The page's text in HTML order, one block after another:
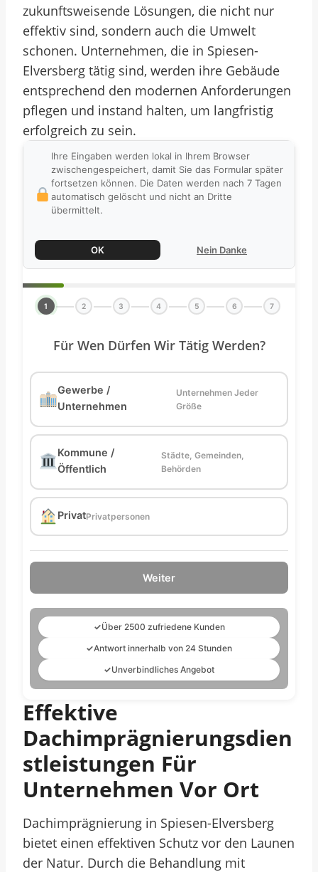
zukunftsweisende Lösungen, die nicht nur
effektiv sind, sondern auch die Umwelt
schonen. Unternehmen, die in Spiesen-
Elversberg tätig sind, werden ihre Gebäude
entsprechend den modernen Anforderungen
pflegen und instand halten, um langfristig
erfolgreich zu sein.
Ihre Eingaben werden lokal in Ihrem Browser
zwischengespeichert, damit Sie das Formular später
fortsetzen können. Die Daten werden nach 7 Tagen
automatisch gelöscht und nicht an Dritte
übermittelt.
OK Nein Danke
1 2 3 4 5 6 7
Für Wen Dürfen Wir Tätig Werden?
Gewerbe /
Unternehmen
Unternehmen Jeder
Größe
Kommune /
Öffentlich
Städte, Gemeinden,
Behörden
PrivatPrivatpersonen
Weiter
✓Über 2500 zufriedene Kunden
✓Antwort innerhalb von 24 Stunden
✓Unverbindliches Angebot
Effektive
Dachimprägnierungsdien
Stleistungen Für
Unternehmen Vor Ort
Dachimprägnierung in Spiesen-Elversberg
bietet einen effektiven Schutz vor den Launen
der Natur. Durch die Behandlung mit